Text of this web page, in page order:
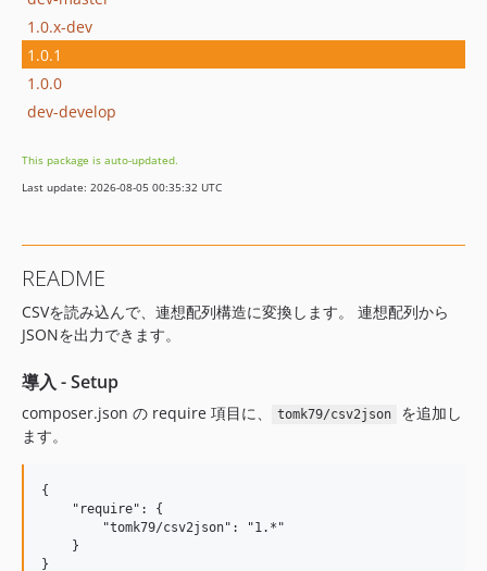
1.0.x-dev
1.0.1
1.0.0
dev-develop
This package is auto-updated.
Last update: 2026-08-05 00:35:32 UTC
README
CSVを読み込んで、連想配列構造に変換します。 連想配列から
JSONを出力できます。
導入 - Setup
composer.json の require 項目に、 tomk79/csv2json
を追加し
ます。
{
    "require": {
        "tomk79/csv2json": "1.*"
    }